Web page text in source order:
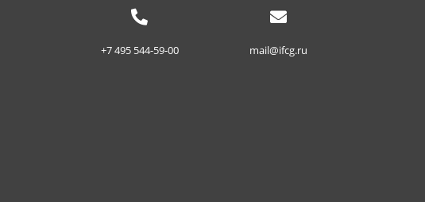
+7 495 544-59-00 mail@ifcg.ru